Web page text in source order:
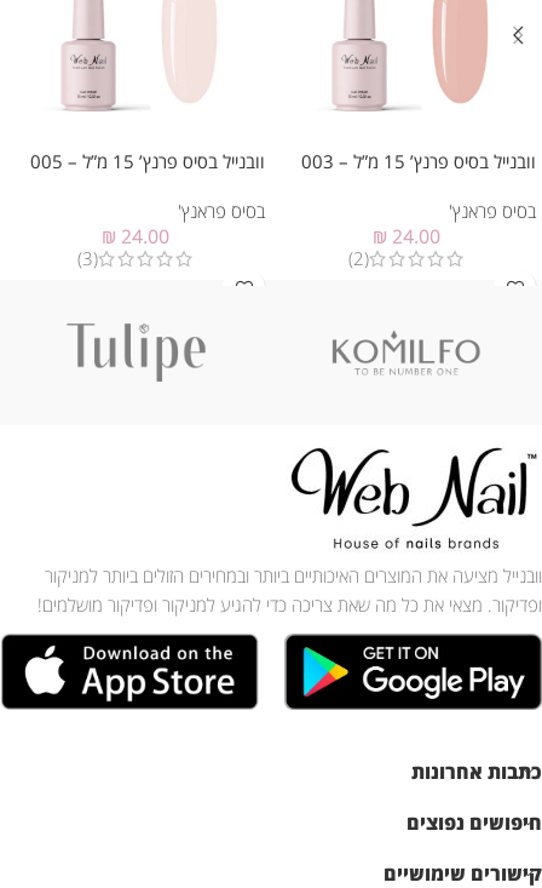
וובנייל בסיס פרנץ’ 15 מ”ל – 003
בסיס פראנץ'
₪ 24.00
(2)
וובנייל בסיס פרנץ’ 15 מ”ל – 005
בסיס פראנץ'
₪ 24.00
(3)
וובנייל מציעה את המוצרים האיכותיים ביותר ובמחירים הזולים ביותר למניקור
ופדיקור. מצאי את כל מה שאת צריכה כדי להגיע למניקור ופדיקור מושלמים!
כתבות אחרונות
חיפושים נפוצים
קישורים שימושיים